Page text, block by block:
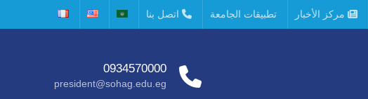
مركز الأخبار تطبيقات الجامعة اتصل بنا
0934570000
president@sohag.edu.eg